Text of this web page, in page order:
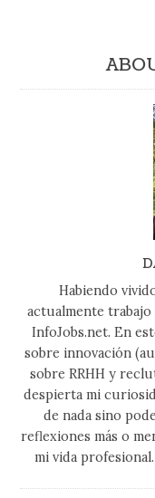
Habiendo
actualmente
InfoJobs.net. En
sobre innovación
sobre RRHH y
despierta mi
de nada sino
reflexiones más o
mi vida